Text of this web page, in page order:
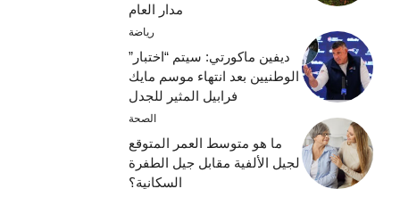
مدار العام
رياضة
ديفين ماكورتي: سيتم “اختبار”
الوطنيين بعد انتهاء موسم مايك
فرابيل المثير للجدل
الصحة
ما هو متوسط ​​العمر المتوقع
لجيل الألفية مقابل جيل الطفرة
السكانية؟